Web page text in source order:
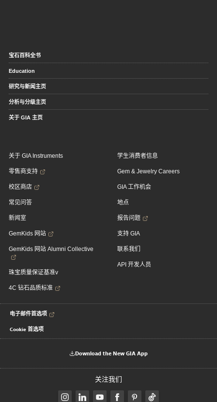
宝石百科全书
Education
研究与新闻主页
分析与分级主页
关于 GIA 主页
关于 GIA Instruments
零售商支持
校区商店
常见问答
新闻室
GemKids 网站
GemKids 网站 Alumni Collective
珠宝质量保证基准v
4C 钻石品质标准
学生消费者信息
Gem & Jewelry Careers
GIA 工作机会
地点
报告问题
支持 GIA
联系我们
API 开发人员
电子邮件首选项
Cookie 首选项
Download the New GIA App
关注我们